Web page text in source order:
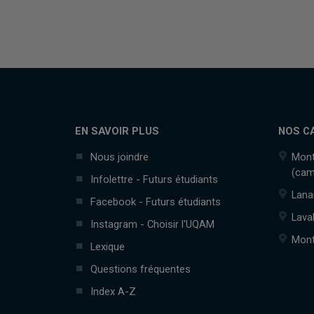
EN SAVOIR PLUS
Nous joindre
Infolettre - Futurs étudiants
Facebook - Futurs étudiants
Instagram - Choisir l'UQAM
Lexique
Questions fréquentes
Index A-Z
NOS
Laval